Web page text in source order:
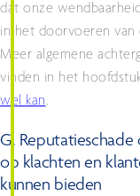
dat onze
in het doorvoeren van
Meer algemene
vinden in het
wel kan.
G.
op klachten en
kunnen bieden​